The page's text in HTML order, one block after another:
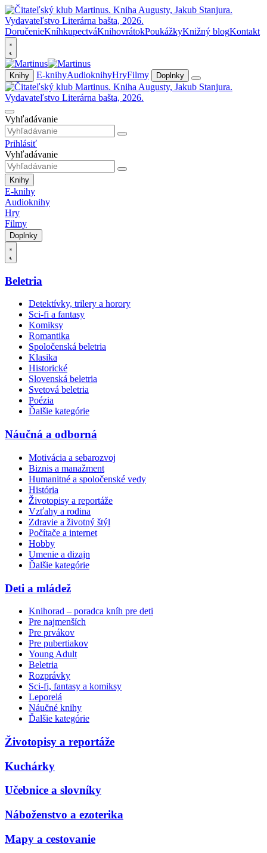
DoručenieKníhkupectváKnihovrátokPoukážkyKnižný blogKontakt
Knihy E-knihyAudioknihyHryFilmy Doplnky
Vyhľadávanie
Prihlásiť
Vyhľadávanie
Knihy
E-knihy
Audioknihy
Hry
Filmy
Doplnky
Beletria
Detektívky, trilery a horory
Sci-fi a fantasy
Komiksy
Romantika
Spoločenská beletria
Klasika
Historické
Slovenská beletria
Svetová beletria
Poézia
Ďalšie kategórie
Náučná a odborná
Motivácia a sebarozvoj
Biznis a manažment
Humanitné a spoločenské vedy
História
Životopisy a reportáže
Vzťahy a rodina
Zdravie a životný štýl
Počítače a internet
Hobby
Umenie a dizajn
Ďalšie kategórie
Deti a mládež
Knihorad – poradca kníh pre deti
Pre najmenších
Pre prvákov
Pre pubertiakov
Young Adult
Beletria
Rozprávky
Sci-fi, fantasy a komiksy
Leporelá
Náučné knihy
Ďalšie kategórie
Životopisy a reportáže
Kuchárky
Učebnice a slovníky
Náboženstvo a ezoterika
Mapy a cestovanie